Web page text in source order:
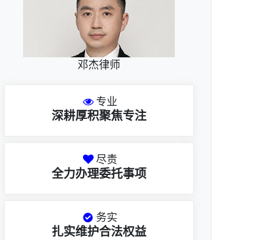
邓杰律师
专业
深耕厚积聚焦专注
尽责
全力办理委托事项
务实
扎实维护合法权益